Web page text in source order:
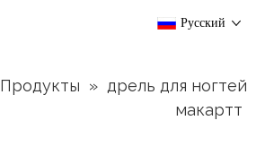
Pусский
Продукты » дрель для ногтей
макартт